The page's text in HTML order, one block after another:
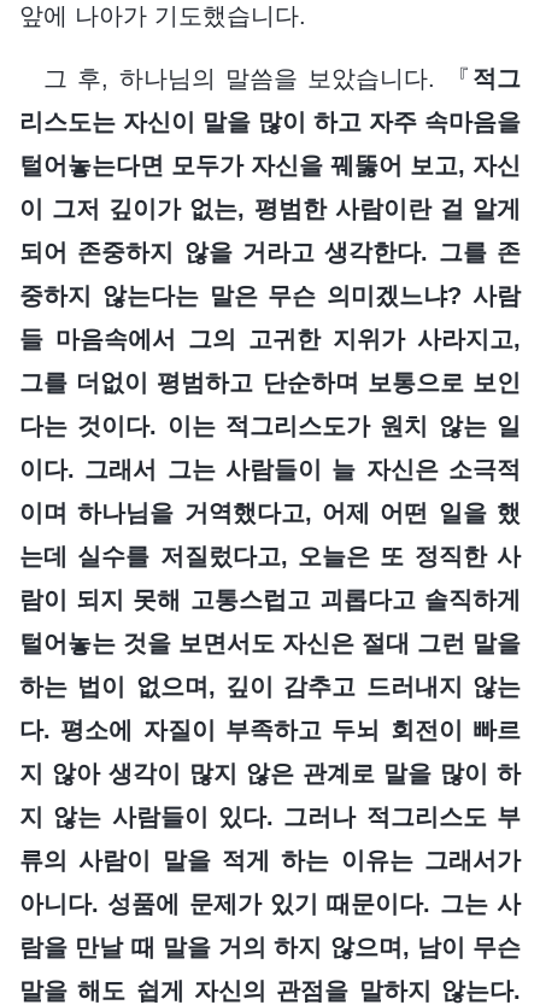
앞에 나아가 기도했습니다.
그 후, 하나님의 말씀을 보았습니다. 『 적그
리스도는 자신이 말을 많이 하고 자주 속마음을
털어놓는다면 모두가 자신을 꿰뚫어 보고, 자신
이 그저 깊이가 없는, 평범한 사람이란 걸 알게
되어 존중하지 않을 거라고 생각한다. 그를 존
중하지 않는다는 말은 무슨 의미겠느냐? 사람
들 마음속에서 그의 고귀한 지위가 사라지고,
그를 더없이 평범하고 단순하며 보통으로 보인
다는 것이다. 이는 적그리스도가 원치 않는 일
이다. 그래서 그는 사람들이 늘 자신은 소극적
이며 하나님을 거역했다고, 어제 어떤 일을 했
는데 실수를 저질렀다고, 오늘은 또 정직한 사
람이 되지 못해 고통스럽고 괴롭다고 솔직하게
털어놓는 것을 보면서도 자신은 절대 그런 말을
하는 법이 없으며, 깊이 감추고 드러내지 않는
다. 평소에 자질이 부족하고 두뇌 회전이 빠르
지 않아 생각이 많지 않은 관계로 말을 많이 하
지 않는 사람들이 있다. 그러나 적그리스도 부
류의 사람이 말을 적게 하는 이유는 그래서가
아니다. 성품에 문제가 있기 때문이다. 그는 사
람을 만날 때 말을 거의 하지 않으며, 남이 무슨
말을 해도 쉽게 자신의 관점을 말하지 않는다.